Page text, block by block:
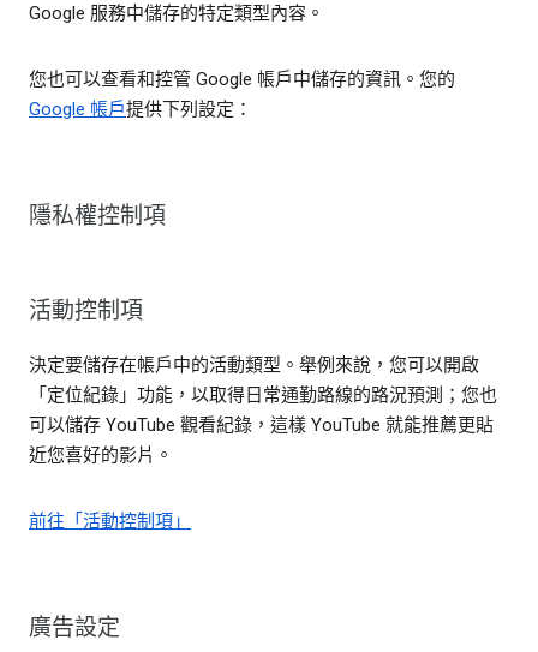
Google 服務中儲存的特定類型內容。
您也可以查看和控管 Google 帳戶中儲存的資訊。您的
Google 帳戶提供下列設定：
隱私權控制項
活動控制項
決定要儲存在帳戶中的活動類型。舉例來說，您可以開啟
「定位紀錄」功能，以取得日常通勤路線的路況預測；您也
可以儲存 YouTube 觀看紀錄，這樣 YouTube 就能推薦更貼
近您喜好的影片。
前往「活動控制項」
廣告設定